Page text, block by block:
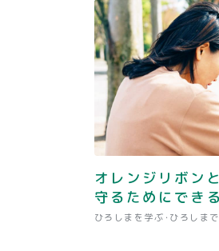
オレンジリボン
守るためにでき
ひろしまを学ぶ･ひろしま